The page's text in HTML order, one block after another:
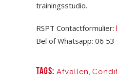
trainingsstudio.
RSPT Contactformulier:
Bel of Whatsapp: 06
TAGS: Afvallen,